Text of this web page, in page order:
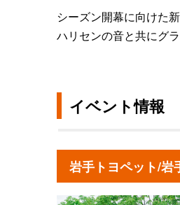
シーズン開幕に向けた
ハリセンの音と共にグ
イベント情報
岩手トヨペット/岩